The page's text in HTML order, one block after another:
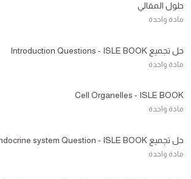
حلول المقالي
مادة واحدة
حل تجميع Introduction Questions - ISLE BOOK
مادة واحدة
Cell Organelles - ISLE BOOK
مادة واحدة
حل تجميع Endocrine system Question - ISLE BOOK
مادة واحدة